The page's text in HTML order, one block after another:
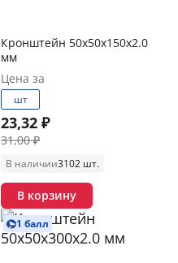
Кронштейн 50х50х150х2.0
мм
Цена за
шт
23,32 ₽
31,00 ₽
В наличии3102 шт.
В корзину
1 балл